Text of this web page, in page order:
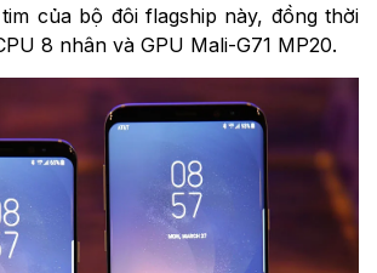
của bộ đôi flagship này, đồng thời
8 nhân và GPU Mali-G71 MP20.